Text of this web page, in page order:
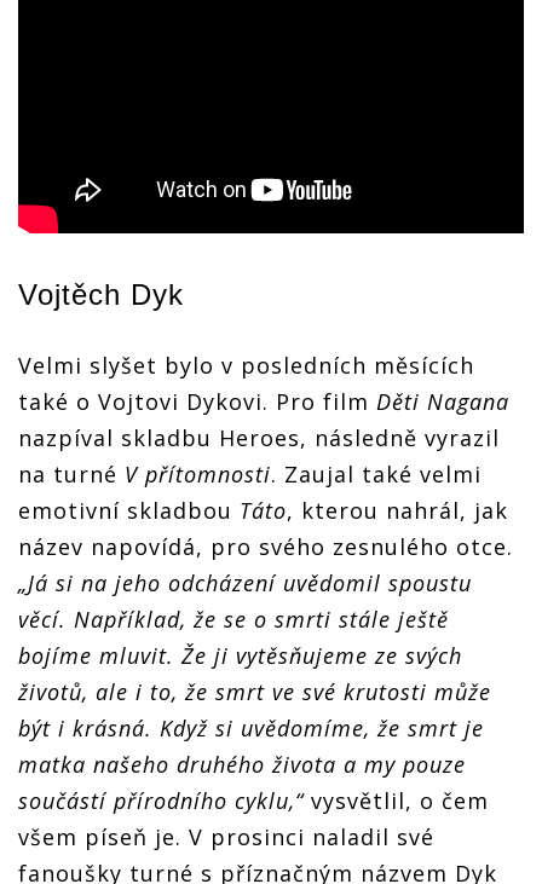
Vojtěch Dyk
Velmi slyšet bylo v posledních měsících
také o Vojtovi Dykovi. Pro film Děti Nagana
nazpíval skladbu Heroes, následně vyrazil
na turné V přítomnosti. Zaujal také velmi
emotivní skladbou Táto, kterou nahrál, jak
název napovídá, pro svého zesnulého otce.
„Já si na jeho odcházení uvědomil spoustu
věcí. Například, že se o smrti stále ještě
bojíme mluvit. Že ji vytěsňujeme ze svých
životů, ale i to, že smrt ve své krutosti může
být i krásná. Když si uvědomíme, že smrt je
matka našeho druhého života a my pouze
součástí přírodního cyklu,“vysvětlil, o čem
všem píseň je. V prosinci naladil své
fanoušky turné s příznačným názvem Dyk